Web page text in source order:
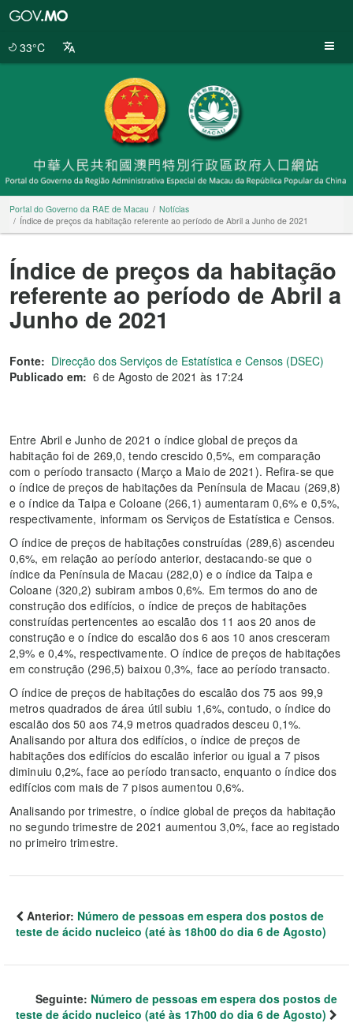
33°C
Portal do Governo da RAE de Macau
Notícias
Índice de preços da habitação referente ao período de Abril a Junho de 2021
Índice de preços da habitação
referente ao período de Abril a
Junho de 2021
Fonte: Direcção dos Serviços de Estatística e Censos (DSEC)
Publicado em: 6 de Agosto de 2021 às 17:24
Entre Abril e Junho de 2021 o índice global de preços da
habitação foi de 269,0, tendo crescido 0,5%, em comparação
com o período transacto (Março a Maio de 2021). Refira-se que
o índice de preços de habitações da Península de Macau (269,8)
e o índice da Taipa e Coloane (266,1) aumentaram 0,6% e 0,5%,
respectivamente, informam os Serviços de Estatística e Censos.
O índice de preços de habitações construídas (289,6) ascendeu
0,6%, em relação ao período anterior, destacando-se que o
índice da Península de Macau (282,0) e o índice da Taipa e
Coloane (320,2) subiram ambos 0,6%. Em termos do ano de
construção dos edifícios, o índice de preços de habitações
construídas pertencentes ao escalão dos 11 aos 20 anos de
construção e o índice do escalão dos 6 aos 10 anos cresceram
2,9% e 0,4%, respectivamente. O índice de preços de habitações
em construção (296,5) baixou 0,3%, face ao período transacto.
O índice de preços de habitações do escalão dos 75 aos 99,9
metros quadrados de área útil subiu 1,6%, contudo, o índice do
escalão dos 50 aos 74,9 metros quadrados desceu 0,1%.
Analisando por altura dos edifícios, o índice de preços de
habitações dos edifícios do escalão inferior ou igual a 7 pisos
diminuiu 0,2%, face ao período transacto, enquanto o índice dos
edifícios com mais de 7 pisos aumentou 0,6%.
Analisando por trimestre, o índice global de preços da habitação
no segundo trimestre de 2021 aumentou 3,0%, face ao registado
no primeiro trimestre.
Anterior: Número de pessoas em espera dos postos de
teste de ácido nucleico (até às 18h00 do dia 6 de Agosto)
Seguinte: Número de pessoas em espera dos postos de
teste de ácido nucleico (até às 17h00 do dia 6 de Agosto)